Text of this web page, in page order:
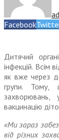
Facebook
Дитячий
інфекцій. Всім
як вже через
групи. Тому,
вакцинацію
«Ми зараз
від різних